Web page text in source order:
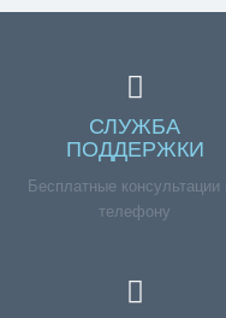
СЛУЖБА
ПОДДЕРЖКИ
Бесплатные консультации
телефону